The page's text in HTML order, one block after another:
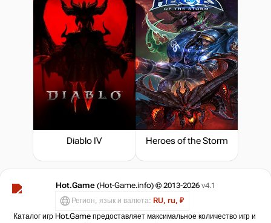
Diablo IV Heroes of the Storm
Hot.Game (Hot-Game.info) © 2013-2026 v4.1
Регион, язык и валюта: RU, ru, ₽
Каталог игр Hot.Game предоставляет максимальное количество игр и